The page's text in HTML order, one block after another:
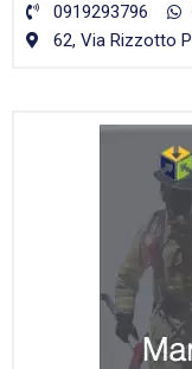
0919293796
62, Via Rizzotto